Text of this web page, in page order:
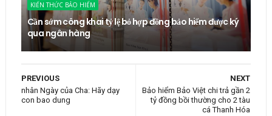
KIẾN THỨC BẢO HIỂM
Cần sớm công khai tỷ lệ bỏ hợp đồng bảo hiểm được ký
qua ngân hàng
NEXT
Bảo hiểm Bảo Việt chi trả gần 2
tỷ đồng bồi thường cho 2 tàu
cá Thanh Hóa
PREVIOUS
nhân Ngày của Cha: Hãy dạy
con bao dung